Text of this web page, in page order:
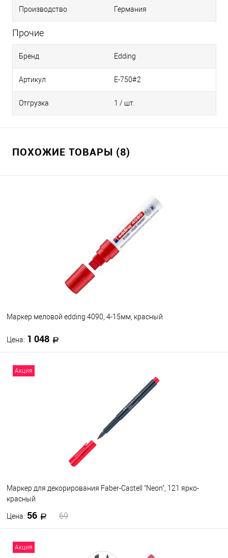
Производство Германия
Прочие
Бренд Edding
Артикул E-750#2
Отгрузка 1 / шт.
ПОХОЖИЕ ТОВАРЫ (8)
Маркер меловой edding 4090, 4-15мм, красный
Цена: 1 048
В наличии
Акция
Маркер для декорирования Faber-Castell "Neon", 121 ярко-
красный
Цена: 56 69
Акция